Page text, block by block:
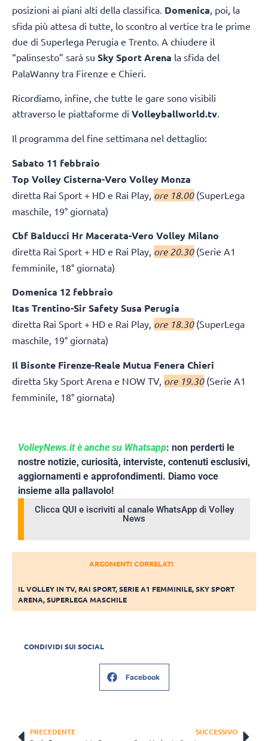
posizioni ai piani alti della classifica. Domenica, poi, la
sfida più attesa di tutte, lo scontro al vertice tra le prime
due di Superlega Perugia e Trento. A chiudere il
“palinsesto” sarà su Sky Sport Arena la sfida del
PalaWanny tra Firenze e Chieri.
Ricordiamo, infine, che tutte le gare sono visibili
attraverso le piattaforme di Volleyballworld.tv
Il programma del fine settimana nel dettaglio:
Sabato 11 febbraio
Top Volley Cisterna-Vero Volley Monza
diretta Rai Sport + HD e Rai Play, ore 18.00(SuperLega
maschile, 19° giornata)
Cbf Balducci Hr Macerata-Vero Volley Milano
diretta Rai Sport + HD e Rai Play, ore 20.30(Serie A1
femminile, 18° giornata)
Domenica 12 febbraio
Itas Trentino-Sir Safety Susa Perugia
diretta Rai Sport + HD e Rai Play, ore 18.30(SuperLega
maschile, 19° giornata)
Il Bisonte Firenze-Reale Mutua Fenera Chieri
diretta Sky Sport Arena e NOW TV, ore 19.30(Serie A1
femminile, 18° giornata)
VolleyNews.it è anche su Whatsapp: non perderti le
nostre notizie, curiosità, interviste, contenuti esclusivi,
aggiornamenti e approfondimenti. Diamo voce
insieme alla pallavolo!
Clicca QUI e iscriviti al canale WhatsApp di Volley
News
ARGOMENTI CORRELATI
IL VOLLEY IN TV, RAI SPORT,SERIE A1 FEMMINILE,SKY SPORT
ARENA,SUPERLEGA MASCHILE
CONDIVIDI SUI SOCIAL
Facebook
PRECEDENTE SUCCESSIVO